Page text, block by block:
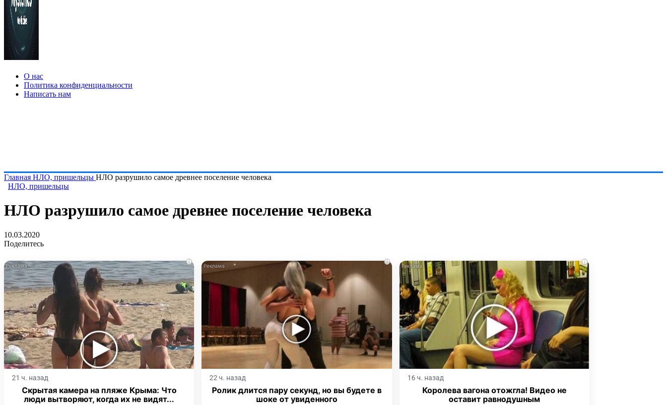
О нас
Политика конфиденциальности
Написать нам
Главная НЛО, пришельцы НЛО разрушило самое древнее поселение человека
НЛО, пришельцы
НЛО разрушило самое древнее поселение человека
10.03.2020
Поделитесь
i
21 ч. назад
Скрытая камера на пляже Крыма: Что
люди вытворяют, когда их не видят...
i
22 ч. назад
Ролик длится пару секунд, но вы будете в
шоке от увиденного
i
16 ч. назад
Королева вагона отожгла! Видео не
оставит равнодушным